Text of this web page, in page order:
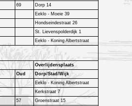
69
Dorp 14
Eeklo - Moeie 39
Hondseindestraat 26
St. Lievenspolderdijk 1
Eeklo - Koning Albertstraat
Overlijdensplaats
Oud
Dorp/Stad/Wijk
Eeklo - Koning Albertstraat
Kerkstraat 7
57
Groenstraat 15